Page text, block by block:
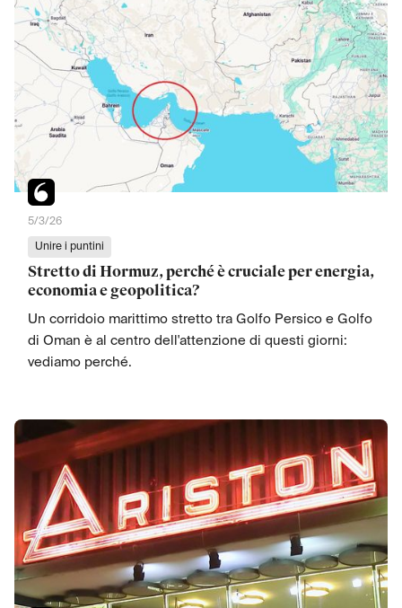
5/3/26
Unire i puntini
Stretto di Hormuz, perché è cruciale per energia,
economia e geopolitica?
Un corridoio marittimo stretto tra Golfo Persico e Golfo
di Oman è al centro dell'attenzione di questi giorni:
vediamo perché.